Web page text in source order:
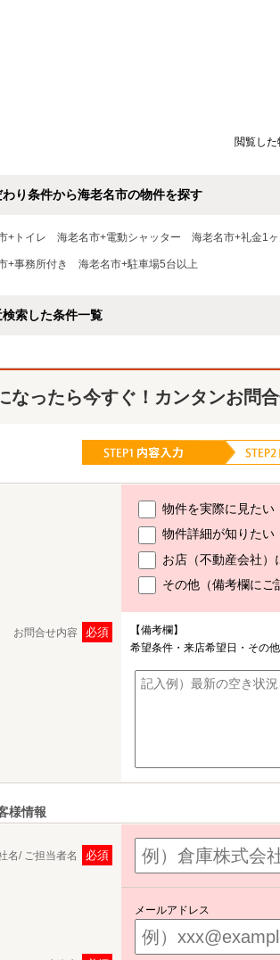
閲覧し
わり条件から海老名市の物件を探す
+トイレ 海老名市+電動シャッター 海老名市+礼金1ヶ
+事務所付き 海老名市+駐車場5台以上
検索した条件一覧
なったら今すぐ！カンタンお問
お問合せ内容 必須
物件を実際に見たい
物件詳細が知りたい
お店（不動産会社）
その他（備考欄にご
【備考欄】
希望条件・来店希望日・その
様情報
名/ ご担当者名 必須
メールアドレス